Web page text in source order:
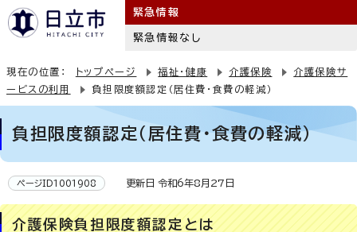
緊急情報
緊急情報なし
現在の位置： トップページ 福祉・健康 介護保険
介護保険サ
ービスの利用
負担限度額認定（居住費・食費の軽減）
負担限度額認定（居住費・食費の軽減）
ページID1001908 更新日 令和6年8月27日
介護保険負担限度額認定とは